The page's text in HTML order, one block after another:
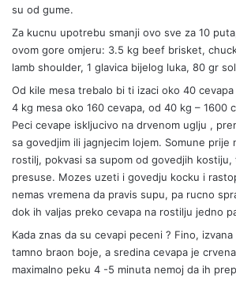
su od gume.
Za kucnu upotrebu smanji ovo sve za 10
ovom gore omjeru: 3.5 kg beef brisket,
lamb shoulder, 1 glavica bijelog luka, 80 gr
Od kile mesa trebalo bi ti izaci oko 40
4 kg mesa oko 160 cevapa, od 40 kg – 1600
Peci cevape iskljucivo na drvenom uglju ,
sa govedjim ili jagnjecim lojem. Somune prije
rostilj, pokvasi sa supom od govedjih kostiju,
presuse. Mozes uzeti i govedju kocku i
nemas vremena da pravis supu, pa rucno
dok ih valjas preko cevapa na rostilju jedno
Kada znas da su cevapi peceni ? Fino,
tamno braon boje, a sredina cevapa je
maximalno peku 4 -5 minuta nemoj da ih